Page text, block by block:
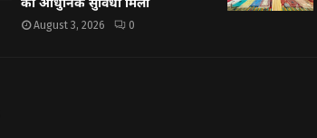
August 3, 2026 0